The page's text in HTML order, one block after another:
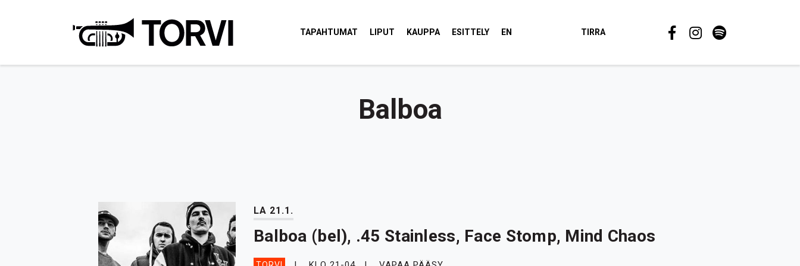
TAPAHTUMAT LIPUT KAUPPA ESITTELY EN TIRRA
Balboa
LA 21.1.
Balboa (bel), .45 Stainless, Face Stomp, Mind Chaos